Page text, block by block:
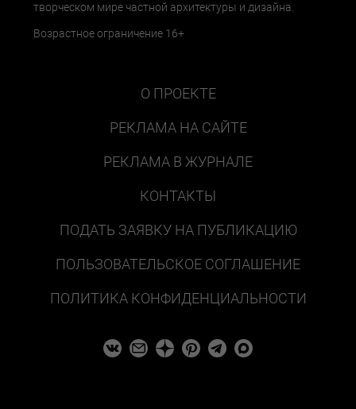
творческом мире частной архитектуры и дизайна.
Возрастное ограничение 16+
О ПРОЕКТЕ
РЕКЛАМА НА САЙТЕ
РЕКЛАМА В ЖУРНАЛЕ
КОНТАКТЫ
ПОДАТЬ ЗАЯВКУ НА ПУБЛИКАЦИЮ
ПОЛЬЗОВАТЕЛЬСКОЕ СОГЛАШЕНИЕ
ПОЛИТИКА КОНФИДЕНЦИАЛЬНОСТИ